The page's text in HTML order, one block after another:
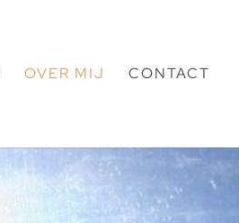
OVER MIJ CONTACT